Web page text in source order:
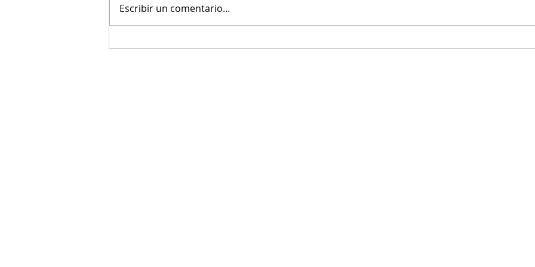
Escribir un comentario...